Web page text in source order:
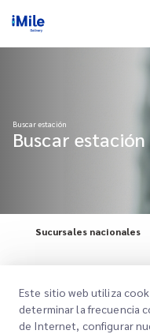
Buscar estación
Buscar estación
Sucursales nacionales
Positivo
Este sitio web utiliza
determinar la frecuencia
de Internet, configurar